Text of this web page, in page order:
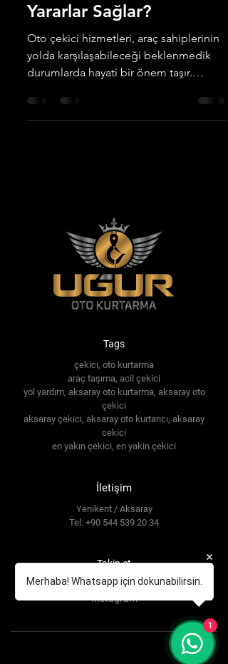
Yararlar Sağlar?
Oto çekici hizmetleri, araç sahiplerinin
yolda karşılaşabileceği beklenmedik
durumlarda hayati bir önem taşır.
Tags
çekici, oto kurtarma
araç taşıma, acil çekici
yol yardım, aksaray oto kurtarma, aksaray oto
çekici
aksaray çekici, aksaray oto kurtarıcı, aksaray
cekici
en yakın çekici, en yakin çekici
İletişim
Yenikent / Aksaray
Tel: +90 544 539 20 34
Takip et
Facebook
Instagram
Merhaba! Whatsapp için dokunabilirsin.
1